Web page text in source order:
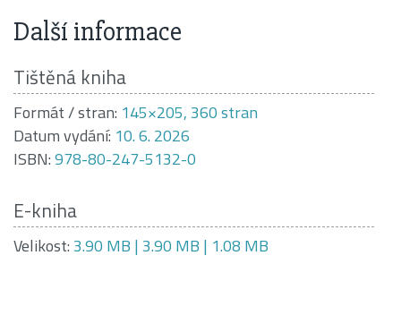
Další informace
Tištěná kniha
Formát / stran: 145×205, 360 stran
Datum vydání: 10. 6. 2026
ISBN:978-80-247-5132-0
E-kniha
Velikost:3.90 MB | 3.90 MB | 1.08 MB